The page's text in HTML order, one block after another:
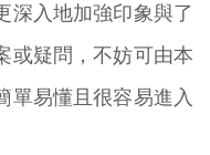
深入地加強印象與了
或疑問，不妨可由本
單易懂且很容易進入